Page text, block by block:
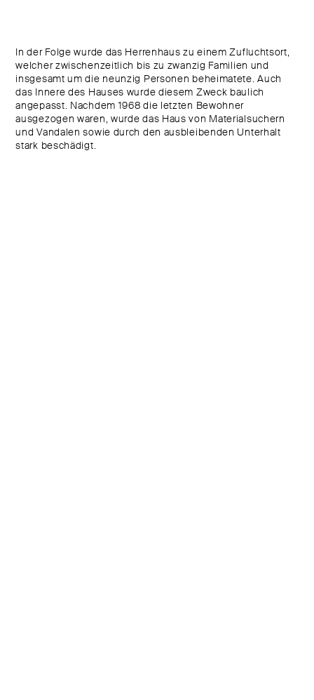
In der Folge wurde das Herrenhaus zu einem Zufluchtsort,
welcher zwischenzeitlich bis zu zwanzig Familien und
insgesamt um die neunzig Personen beheimatete. Auch
das Innere des Hauses wurde diesem Zweck baulich
angepasst. Nachdem 1968 die letzten Bewohner
ausgezogen waren, wurde das Haus von Materialsuchern
und Vandalen sowie durch den ausbleibenden Unterhalt
stark beschädigt.